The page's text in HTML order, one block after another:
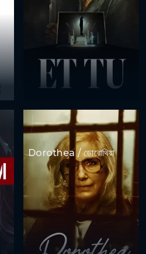
Dorothea / ডোরোথিয়া